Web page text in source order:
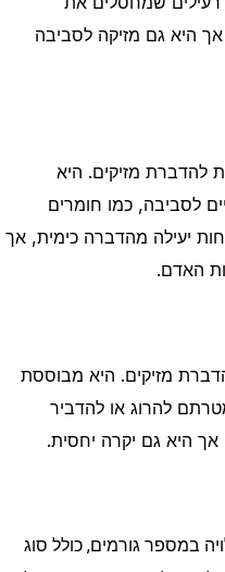
היא גם מזיקה לסביבה
להדברת מזיקים. היא
לסביבה, כמו חומרים
יעילה מהדברה כימית, אך
האדם.
מזיקים. היא מבוססת
להרוג או להדביר
אך היא גם יקרה יחסית.
במספר גורמים, כולל סוג